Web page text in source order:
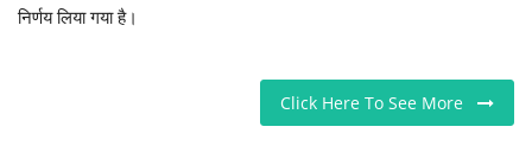
निर्णय लिया गया है।
Click Here To See More